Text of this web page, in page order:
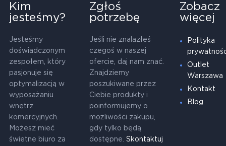
Kim
jesteśmy?
Jesteśmy
doświadczonym
zespołem, który
pasjonuje się
optymalizacją w
wyposażaniu
wnętrz
komercyjnych.
Możesz mieć
świetne biuro za
Zgłoś
potrzebę
Jeśli nie znalazłeś
czegoś w naszej
ofercie, daj nam znać.
Znajdziemy
poszukiwane przez
Ciebie produkty i
poinformujemy o
możliwości zakupu,
gdy tylko będą
dostępne. Skontaktuj
Zobacz
więcej
Polityka
Outlet
Warszawa
Kontakt
Blog